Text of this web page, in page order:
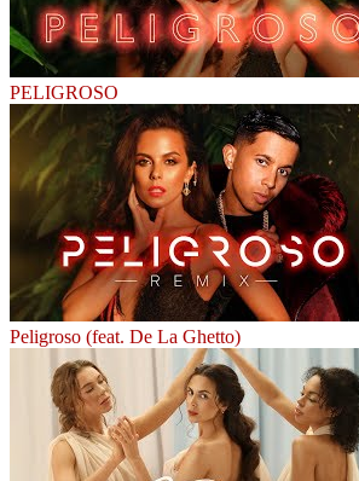
PELIGROSO
Peligroso (feat. De La Ghetto)